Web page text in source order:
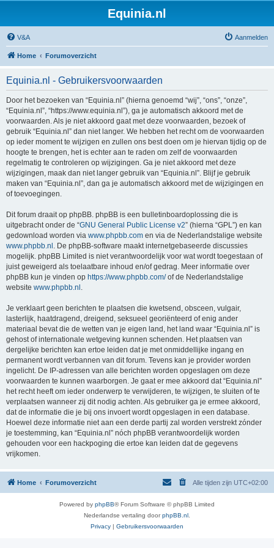
Equinia.nl
V&A Aanmelden
Home Forumoverzicht
Equinia.nl - Gebruikersvoorwaarden
Door het bezoeken van “Equinia.nl” (hierna genoemd “wij”, “ons”, “onze”,
“Equinia.nl”, “https://www.equinia.nl”), ga je automatisch akkoord met de
voorwaarden. Als je niet akkoord gaat met deze voorwaarden, bezoek of
gebruik “Equinia.nl” dan niet langer. We hebben het recht om de voorwaarden
op ieder moment te wijzigen en zullen ons best doen om je hiervan tijdig op de
hoogte te brengen, het is echter aan te raden om zelf de voorwaarden
regelmatig te controleren op wijzigingen. Ga je niet akkoord met deze
wijzigingen, maak dan niet langer gebruik van “Equinia.nl”. Blijf je gebruik
maken van “Equinia.nl”, dan ga je automatisch akkoord met de wijzigingen en
of toevoegingen.
Dit forum draait op phpBB. phpBB is een bulletinboardoplossing die is
uitgebracht onder de “GNU General Public License v2” (hierna “GPL”) en kan
gedownload worden via www.phpbb.com en via de Nederlandstalige website
www.phpbb.nl . De phpBB-software maakt internetgebaseerde discussies
mogelijk. phpBB Limited is niet verantwoordelijk voor wat wordt toegestaan of
juist geweigerd als toelaatbare inhoud en/of gedrag. Meer informatie over
phpBB kun je vinden op https://www.phpbb.com/of de Nederlandstalige
website www.phpbb.nl .
Je verklaart geen berichten te plaatsen die kwetsend, obsceen, vulgair,
lasterlijk, haatdragend, dreigend, seksueel georiënteerd of enig ander
materiaal bevat die de wetten van je eigen land, het land waar “Equinia.nl” is
gehost of internationale wetgeving kunnen schenden. Het plaatsen van
dergelijke berichten kan ertoe leiden dat je met onmiddellijke ingang en
permanent wordt verbannen van dit forum. Tevens kan je provider worden
ingelicht. De IP-adressen van alle berichten worden opgeslagen om deze
voorwaarden te kunnen waarborgen. Je gaat er mee akkoord dat “Equinia.nl”
het recht heeft om ieder onderwerp te verwijderen, te wijzigen, te sluiten of te
verplaatsen wanneer zij dit nodig achten. Als gebruiker ga je ermee akkoord,
dat de informatie die je bij ons invoert wordt opgeslagen in een database.
Hoewel deze informatie niet aan een derde partij zal worden verstrekt zónder
je toestemming, kan “Equinia.nl” nóch phpBB verantwoordelijk worden
gehouden voor een hackpoging die ertoe kan leiden dat de gegevens
vrijkomen.
Home Forumoverzicht Alle tijden zijn UTC+02:00
Powered by phpBB® Forum Software © phpBB Limited
Nederlandse vertaling doorphpBB.nl
Privacy | Gebruikersvoorwaarden